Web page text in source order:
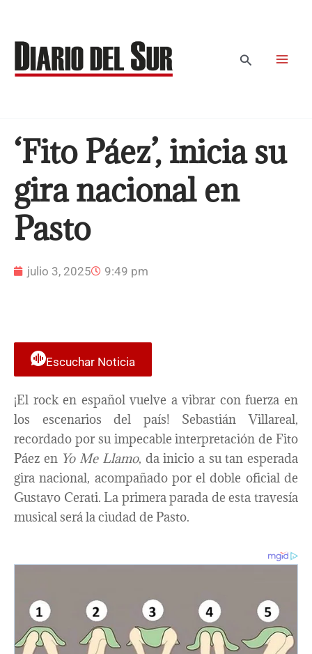
contenido
Buscar
‘Fito Páez’, inicia su
gira nacional en
Pasto
julio 3, 2025 9:49 pm
Escuchar Noticia
¡El rock en español vuelve a vibrar con fuerza en
los escenarios del país! Sebastián Villareal,
recordado por su impecable interpretación de Fito
Páez en Yo Me Llamo, da inicio a su tan esperada
gira nacional, acompañado por el doble oficial de
Gustavo Cerati. La primera parada de esta travesía
musical será la ciudad de Pasto.